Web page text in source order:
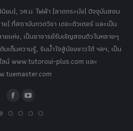
ยม), วศ.ม. ไฟฟ้า (ลาดกระบัง) ปัจจุบันสอน
) ที่สถาบันกวดวิชา เดอะติวเตอร์ และเป็น
ยแห่ง, เป็นอาจารย์รับเชิญสอนติวในหลายๆ
มเต็มความรู้, รินน้ำใจสู่น้องชาวใต้ ฯลฯ, เป็น
ลน์ www.tutoroui-plus.com และ
FacebookYouTube